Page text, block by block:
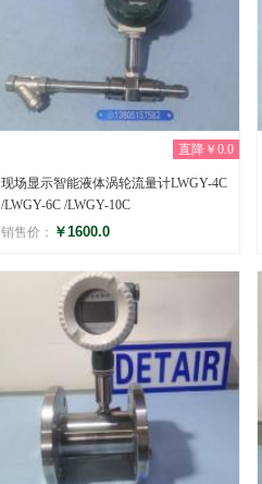
直降￥0.0
现场显示智能液体涡轮流量计LWGY-4C
/LWGY-6C /LWGY-10C
销售价： ￥1600.0
评分
(0)